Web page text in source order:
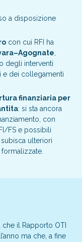
a disposizione
con cui RFI ha
degli interventi
e dei collegamenti
finanziaria per
: si sta ancora
con
FS e possibili
ulteriori
, che il Rapporto OTI
ma che, a fine